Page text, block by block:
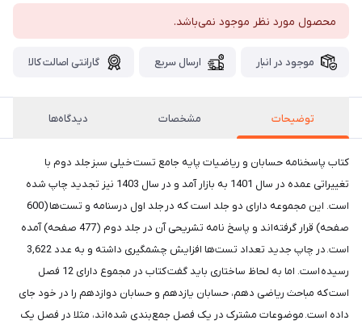
محصول مورد نظر موجود نمی‌باشد.
موجود در انبار ارسال سریع گارانتی اصالت کالا
توضیحات مشخصات دیدگاه‌ها
کتاب پاسخنامه حسابان و ریاضیات پایه جامع تست خیلی سبز جلد دوم با
تغییراتی عمده در سال 1401 به بازار آمد و در سال 1403 نیز تجدید چاپ شده
است. این مجموعه دارای دو جلد است که در جلد اول درسنامه و تست‌ها (600
صفحه) قرار گرفته‌اند و پاسخ نامه تشریحی آن در جلد دوم (477 صفحه) آمده
است. در چاپ جدید تعداد تست‌ها افزایش چشمگیری داشته و به عدد 3,622
رسیده است. اما به لحاظ ساختاری باید گفت کتاب در مجموع دارای 12 فصل
است که مباحث ریاضی دهم، حسابان یازدهم و حسابان دوازدهم را در خود جای
داده است. موضوعات مشترک در یک فصل جمع‌بندی شده‌اند، مثلا در فصل یک